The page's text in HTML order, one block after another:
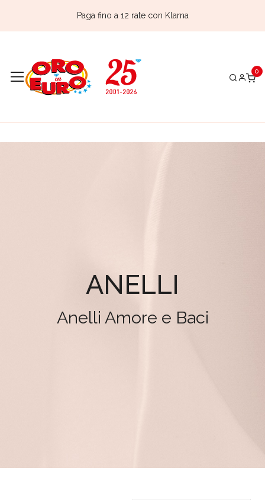
Paga fino a 12 rate con Klarna
ANELLI
Anelli Amore e Baci